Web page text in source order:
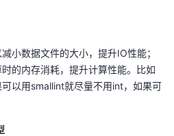
小数据文件的大小，提升IO性能；
的内存消耗，提升计算性能。比如
以用smallint就尽量不用int，如果可